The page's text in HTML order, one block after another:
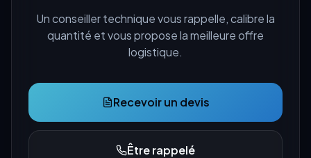
Un conseiller technique vous rappelle, calibre la
quantité et vous propose la meilleure offre
logistique.
Recevoir un devis
Être rappelé